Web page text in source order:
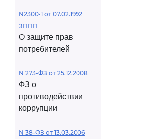
N2300-1 от 07.02.1992
ЗППП
О защите прав
потребителей
N 273-ФЗ от 25.12.2008
ФЗ о
противодействии
коррупции
N 38-ФЗ от 13.03.2006